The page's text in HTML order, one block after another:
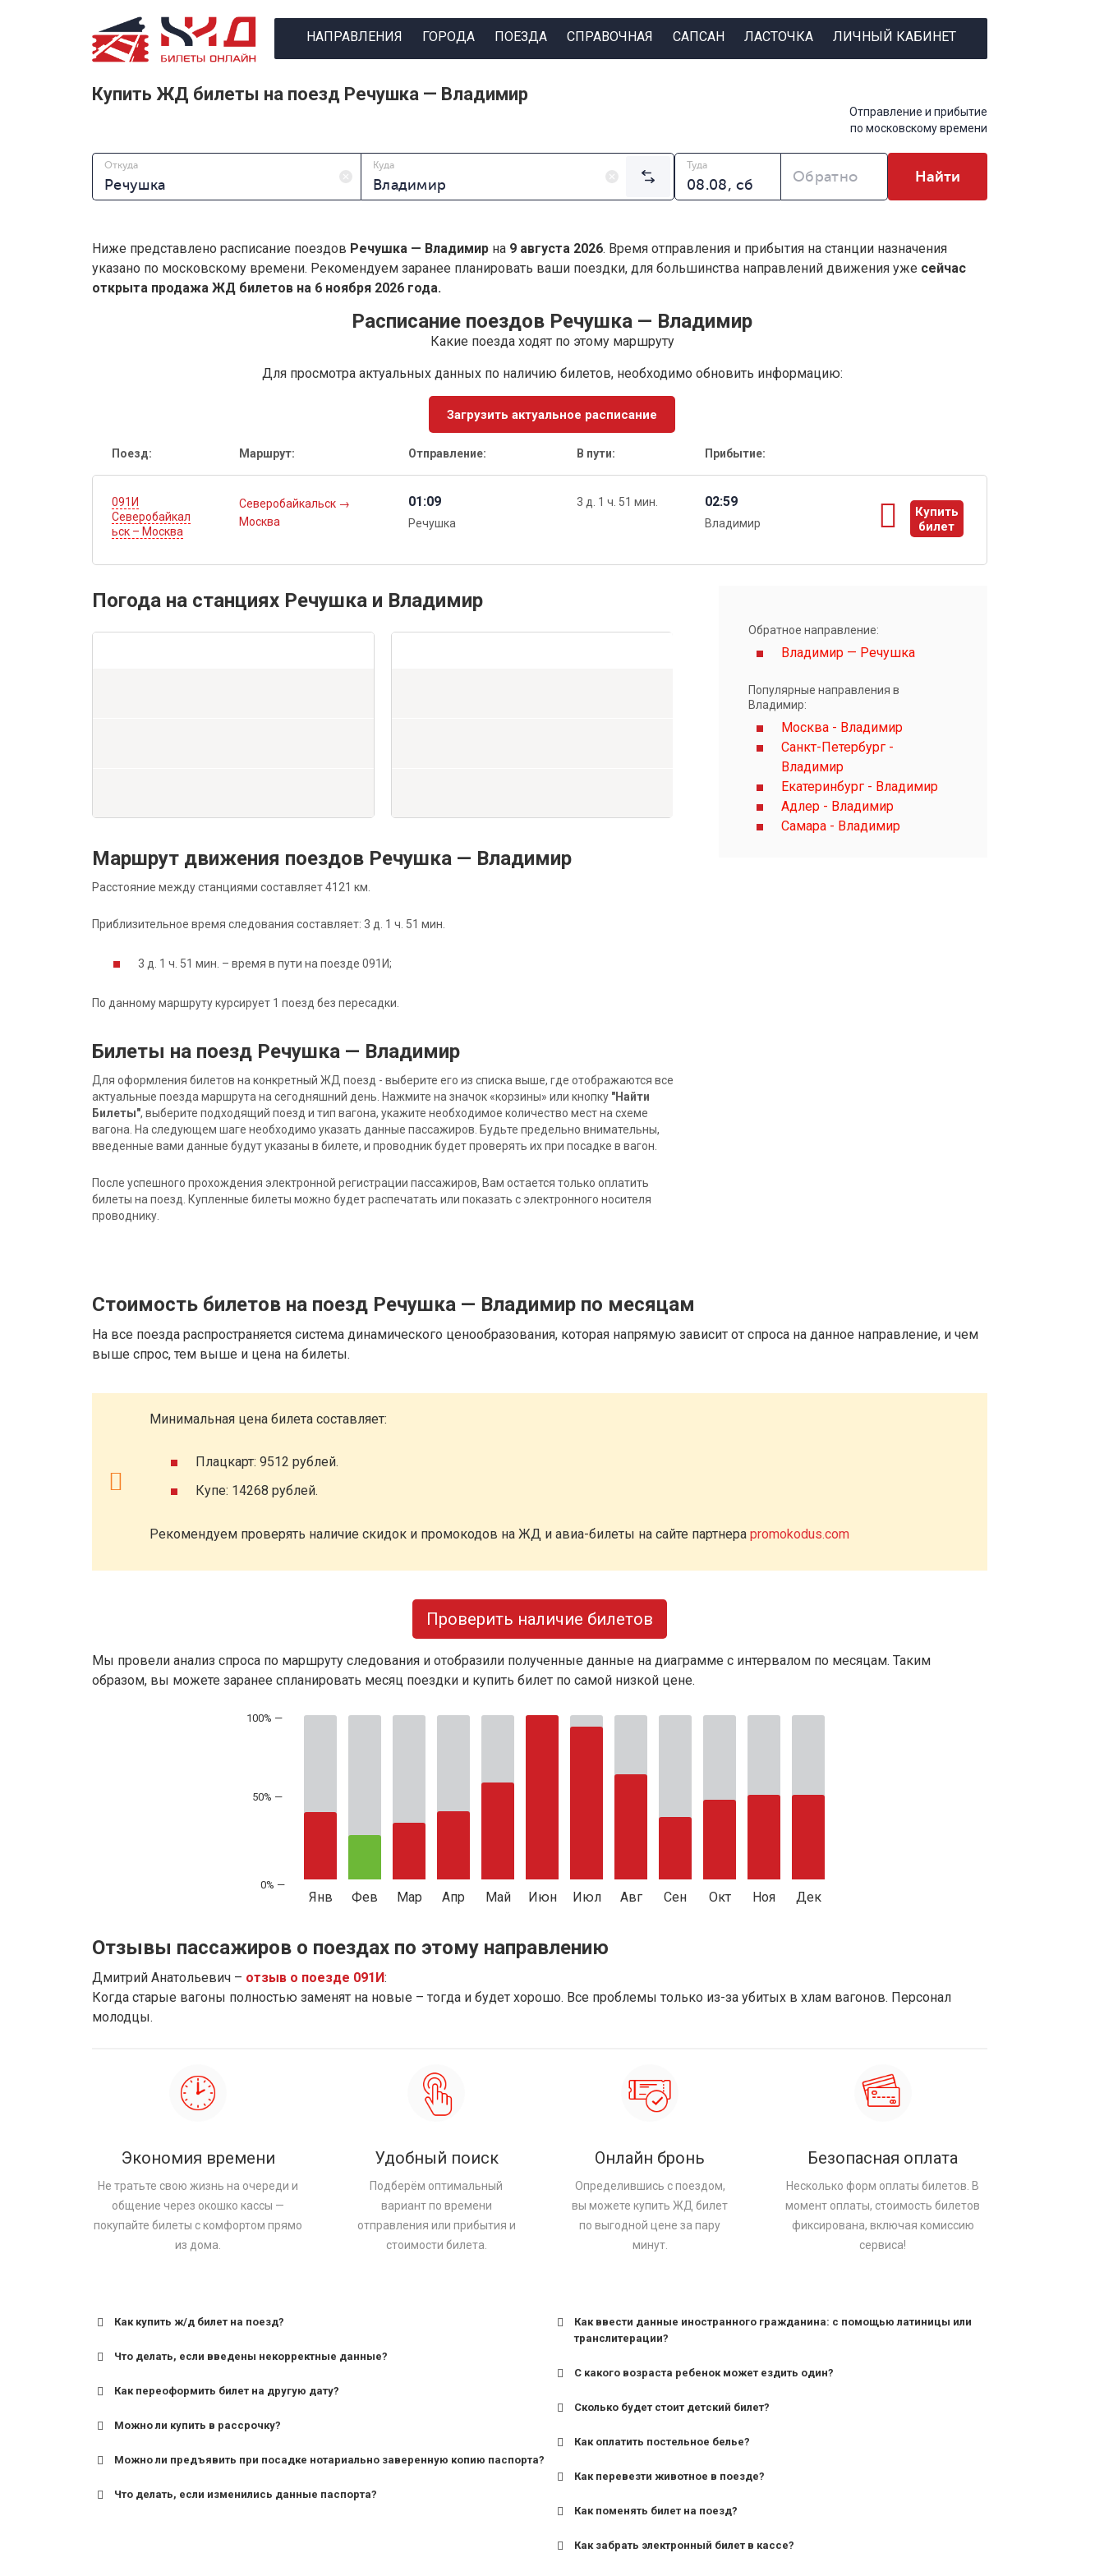
НАПРАВЛЕНИЯ ГОРОДА ПОЕЗДА СПРАВОЧНАЯ САПСАН ЛАСТОЧКА ЛИЧНЫЙ КАБИНЕТ
Купить ЖД билеты на поезд Речушка — Владимир
Отправление и прибытие
по московскому времени
Откуда Куда Туда
Обратно Найти
Ниже представлено расписание поездов Речушка — Владимир на 9 августа 2026. Время отправления и прибытия на станции назначения
указано по московскому времени. Рекомендуем заранее планировать ваши поездки, для большинства направлений движения уже сейчас
открыта продажа ЖД билетов на 6 ноября 2026 года.
Расписание поездов Речушка — Владимир
Какие поезда ходят по этому маршруту
Для просмотра актуальных данных по наличию билетов, необходимо обновить информацию:
Загрузить актуальное расписание
Поезд: Маршрут: Отправление: В пути: Прибытие:
091И
Северобайкал
ьск – Москва
Северобайкальск →
Москва
01:09
Речушка
3 д. 1 ч. 51 мин. 02:59
Владимир
Купить
билет
ы
Погода на станциях Речушка и Владимир
Маршрут движения поездов Речушка — Владимир
Расстояние между станциями составляет 4121 км.
Приблизительное время следования составляет: 3 д. 1 ч. 51 мин.
3 д. 1 ч. 51 мин. – время в пути на поезде 091И;
По данному маршруту курсирует 1 поезд без пересадки.
Билеты на поезд Речушка — Владимир
Для оформления билетов на конкретный ЖД поезд - выберите его из списка выше, где отображаются все
актуальные поезда маршрута на сегодняшний день. Нажмите на значок «корзины» или кнопку "Найти
Билеты", выберите подходящий поезд и тип вагона, укажите необходимое количество мест на схеме
вагона. На следующем шаге необходимо указать данные пассажиров. Будьте предельно внимательны,
введенные вами данные будут указаны в билете, и проводник будет проверять их при посадке в вагон.
После успешного прохождения электронной регистрации пассажиров, Вам остается только оплатить
билеты на поезд. Купленные билеты можно будет распечатать или показать с электронного носителя
проводнику.
Обратное направление:
Владимир — Речушка
Популярные направления в
Владимир:
Москва - Владимир
Санкт-Петербург -
Владимир
Екатеринбург - Владимир
Адлер - Владимир
Самара - Владимир
Стоимость билетов на поезд Речушка — Владимир по месяцам
На все поезда распространяется система динамического ценообразования, которая напрямую зависит от спроса на данное направление, и чем
выше спрос, тем выше и цена на билеты.
Минимальная цена билета составляет:
Плацкарт: 9512 рублей.
Купе: 14268 рублей.
Рекомендуем проверять наличие скидок и промокодов на ЖД и авиа-билеты на сайте партнера promokodus.com
Проверить наличие билетов
Мы провели анализ спроса по маршруту следования и отобразили полученные данные на диаграмме с интервалом по месяцам. Таким
образом, вы можете заранее спланировать месяц поездки и купить билет по самой низкой цене.
50% —
Янв Фев Мар Апр Май Июн Июл Авг Сен Окт Ноя Дек
Отзывы пассажиров о поездах по этому направлению
Дмитрий Анатольевич – отзыв о поезде 091И:
Когда старые вагоны полностью заменят на новые – тогда и будет хорошо. Все проблемы только из-за убитых в хлам вагонов. Персонал
молодцы.
Экономия времени
Не тратьте свою жизнь на очереди и
общение через окошко кассы —
покупайте билеты с комфортом прямо
из дома.
Удобный поиск
Подберём оптимальный
вариант по времени
отправления или прибытия и
стоимости билета.
Онлайн бронь
Определившись с поездом,
вы можете купить ЖД билет
по выгодной цене за пару
минут.
Безопасная оплата
Несколько форм оплаты билетов. В
момент оплаты, стоимость билетов
фиксирована, включая комиссию
сервиса!
Как купить ж/д билет на поезд?
Что делать, если введены некорректные данные?
Как переоформить билет на другую дату?
Можно ли купить в рассрочку?
Можно ли предъявить при посадке нотариально заверенную копию паспорта?
Что делать, если изменились данные паспорта?
Как ввести данные иностранного гражданина: с помощью латиницы или
транслитерации?
С какого возраста ребенок может ездить один?
для поездов дальнего следования — от 10 лет и старше;
Сколько будет стоит детский билет?
Как оплатить постельное белье?
Как перевезти животное в поезде?
Как поменять билет на поезд?
Как забрать электронный билет в кассе?